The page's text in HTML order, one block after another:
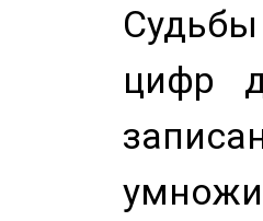
цифр